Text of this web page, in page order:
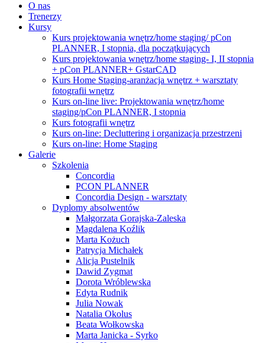
O nas
Trenerzy
Kursy
Kurs projektowania wnętrz/home staging/ pCon
PLANNER, I stopnia, dla początkujących
Kurs projektowania wnętrz/home staging- I, II stopnia
+ pCon PLANNER+ GstarCAD
Kurs Home Staging-aranżacja wnętrz + warsztaty
fotografii wnętrz
Kurs on-line live: Projektowania wnętrz/home
staging/pCon PLANNER, I stopnia
Kurs fotografii wnętrz
Kurs on-line: Decluttering i organizacja przestrzeni
Kurs on-line: Home Staging
Galerie
Szkolenia
Concordia
PCON PLANNER
Concordia Design - warsztaty
Dyplomy absolwentów
Małgorzata Gorajska-Zaleska
Magdalena Koźlik
Marta Kożuch
Patrycja Michałek
Alicja Pustelnik
Dawid Zygmat
Dorota Wróblewska
Edyta Rudnik
Julia Nowak
Natalia Okolus
Beata Wołkowska
Marta Janicka - Syrko